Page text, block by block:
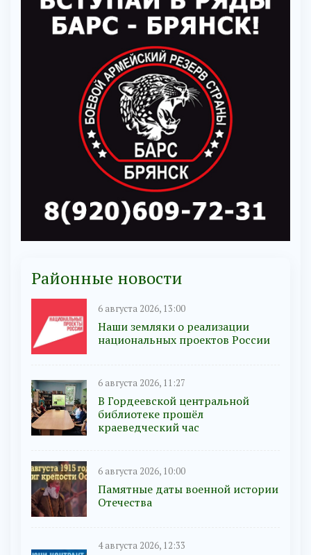
Районные новости
6 августа 2026, 13:00
Наши земляки о реализации
национальных проектов России
6 августа 2026, 11:27
В Гордеевской центральной
библиотеке прошёл
краеведческий час
6 августа 2026, 10:00
Памятные даты военной истории
Отечества
4 августа 2026, 12:33